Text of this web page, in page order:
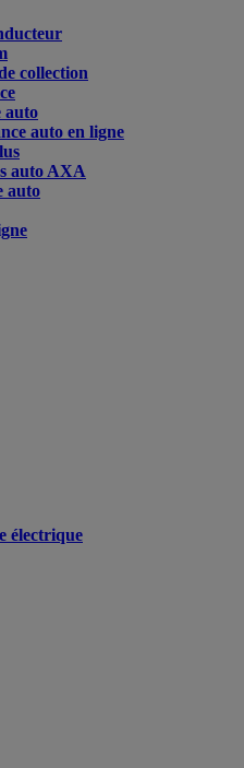
collection
auto
auto en ligne
auto AXA
auto
électrique